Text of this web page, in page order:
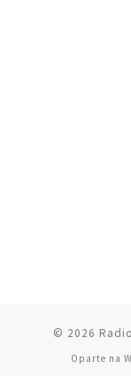
© 2026
Oparte na